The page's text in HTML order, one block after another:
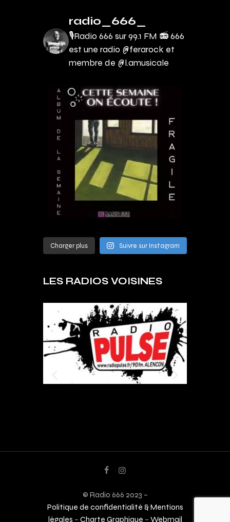
radio_666_
🎙Radio 666 sur 99.1 FM 📻666
est une radio @ferarock et
membre de @l.amusicale
Charger plus Suivre sur Instagram
LES RADIOS VOISINES
© Radio 666 2023 –
Politique de confidentialité & Mentions
légales – Charte Graphique – Webmail